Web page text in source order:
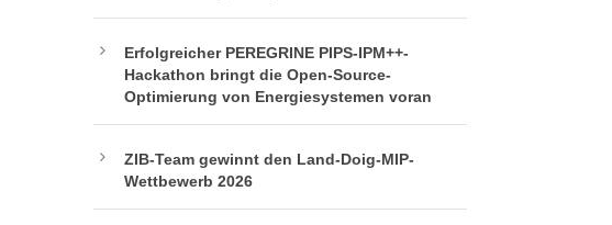
Erfolgreicher PEREGRINE PIPS-IPM++-
Hackathon bringt die Open-Source-
Optimierung von Energiesystemen voran
ZIB-Team gewinnt den Land-Doig-MIP-
Wettbewerb 2026